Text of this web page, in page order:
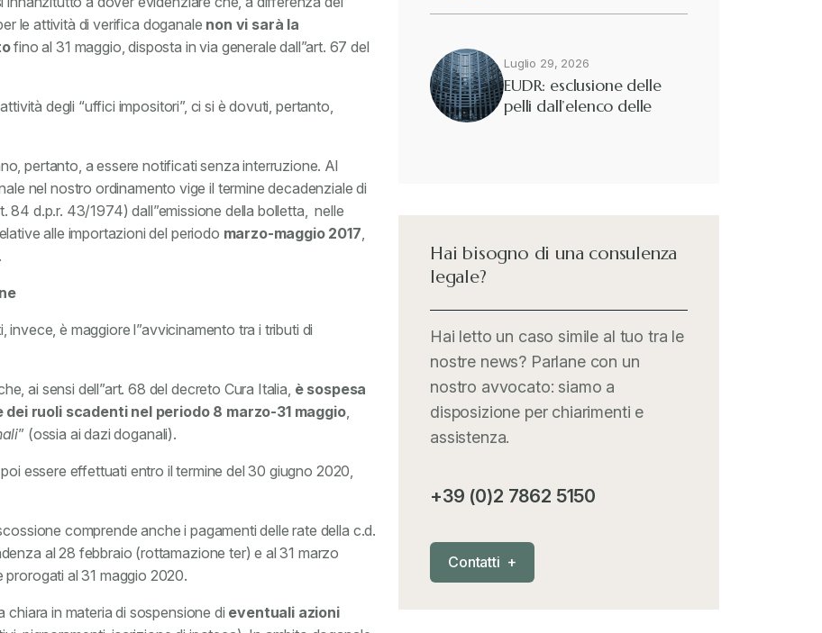
le attività di verifica doganale non vi sarà la
fino al 31 maggio, disposta in via generale dall”art. 67 del
degli “uffici impositori”, ci si è dovuti, pertanto,
pertanto, a essere notificati senza interruzione. Al
nel nostro ordinamento vige il termine decadenziale di
84 d.p.r. 43/1974) dall”emissione della bolletta, nelle
alle importazioni del periodo marzo-maggio 2017,
è maggiore l”avvicinamento tra i tributi di
ai sensi dell”art. 68 del decreto Cura Italia, è sospesa
ruoli scadenti nel periodo 8 marzo-31 maggio,
” (ossia ai dazi doganali).
essere effettuati entro il termine del 30 giugno 2020,
comprende anche i pagamenti delle rate della c.d.
al 28 febbraio (rottamazione ter) e al 31 marzo
al 31 maggio 2020.
in materia di sospensione di eventuali azioni
Fisco e tributi
Guide e Manuali
Iva comunitaria e nazionale
MementoPiù - Giuffré
Nautica
Luglio 29, 2026
EUDR: esclusione delle
pelli dall’elenco delle
Hai bisogno di una consulenza
legale?
Hai letto un caso simile al tuo tra le
nostre news? Parlane con un
nostro avvocato: siamo a
disposizione per chiarimenti e
assistenza.
+39 (0)2 7862 5150
Contatti +